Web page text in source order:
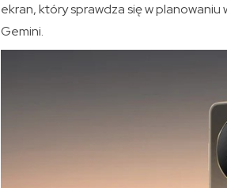
ekran, który sprawdza się w
Gemini.